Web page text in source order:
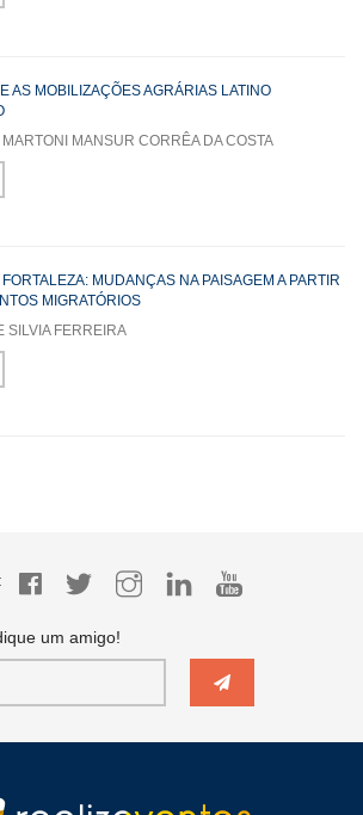
AS MOBILIZAÇÕES AGRÁRIAS LATINO
MANSUR CORRÊA DA COSTA
MUDANÇAS NA PAISAGEM A PARTIR
MIGRATÓRIOS
SILVIA FERREIRA
um amigo!